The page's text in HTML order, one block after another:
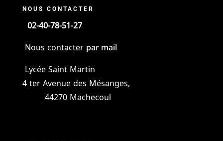
NOUS CONTACTER
02-40-78-51-27
Nous contacter par mail
Lycée Saint Martin
4 ter Avenue des Mésanges,
44270 Machecoul